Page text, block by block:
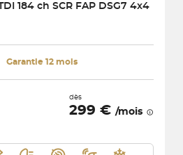
184 ch SCR FAP DSG7 4x4
Garantie 12 mois
dès
299 € /mois